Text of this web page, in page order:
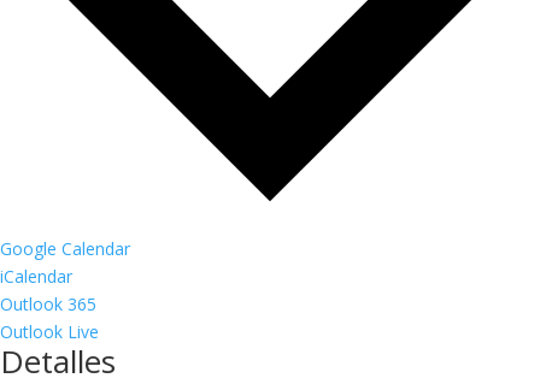
Google Calendar
iCalendar
Outlook 365
Outlook Live
Detalles